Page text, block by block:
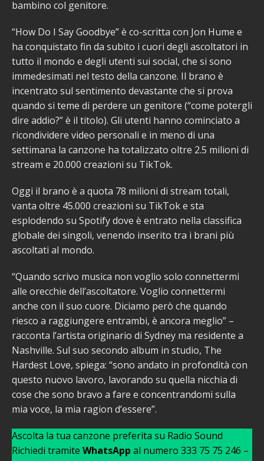
bambino col genitore.
“How Do I Say Goodbye” è co-scritta con Jon Hume e
ha conquistato fin da subito i cuori degli ascoltatori in
tutto il mondo e degli utenti sui social, che si sono
immedesimati nel testo della canzone. Il brano è
incentrato sul sentimento devastante che si prova
quando si teme di perdere un genitore (“come potergli
dire addio?” è il titolo). Gli utenti hanno cominciato a
ricondividere video personali e in meno di una
settimana la canzone ha totalizzato oltre 2.5 milioni di
stream e 20.000 creazioni su TikTok.
Oggi il brano è a quota 78 milioni di stream totali,
vanta oltre 45.000 creazioni su TikTok e sta
esplodendo su Spotify dove è entrato nella classifica
globale dei singoli, venendo inserito tra i brani più
ascoltati al mondo.
“Quando scrivo musica non voglio solo connettermi
alle orecchie dell’ascoltatore. Voglio connettermi
anche con il suo cuore. Diciamo però che quando
riesco a raggiungere entrambi, è ancora meglio” –
racconta l’artista originario di Sydney ma residente a
Nashville. Sul suo secondo album in studio, The
Hardest Love, spiega: “sono andato in profondità con
questo nuovo lavoro, lavorando su quella nicchia di
cose che sono bravo a fare e concentrandomi sulla
mia voce, la mia ragion d’essere”.
Ascolta la tua canzone preferita su Radio Sound
Richiedi tramite WhatsApp al numero 333 75 75 246 –